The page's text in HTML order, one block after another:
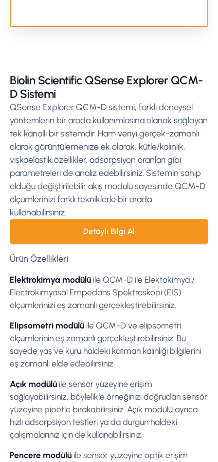
Biolin Scientific QSense Explorer QCM-
D Sistemi
QSense Explorer QCM-D sistemi, farklı deneysel
yöntemlerin bir arada kullanımlasına olanak sağlayan
tek kanallı bir sistemdir. Ham veriyi gerçek-zamanlı
olarak görüntülemenize ek olarak, kütle/kalınlık,
viskoelastik özellikler, adsorpsiyon oranları gibi
parametreleri de analiz edebilirsiniz. Sistemin sahip
olduğu değiştirilebilir akış modülü sayesinde QCM-D
ölçümlerinizi farklı tekniklerle bir arada
kullanabilirsiniz.
Detaylı Bilgi Al
Ürün Özellikleri
Elektrokimya modülü ile QCM-D ile Elektokimya /
Electrokimyasal Empedans Spektroskopi (EIS)
ölçümlerinizi eş zamanlı gerçekleştirebilirsiniz.
Elipsometri modülü ile QCM-D ve elipsometri
ölçümlerinin eş zamanlı gerçekleştirebilirsiniz. Bu
sayede yaş ve kuru haldeki katman kalınlığı bilgilerini
eş zamanlı elde edebilirsiniz.
Açık modülü ile sensör yüzeyine erişim
sağlayabilirsiniz, böylelikle örneğinizi doğrudan sensör
yüzeyine pipetle bırakabilirsiniz. Açık modülü ayrıca
hızlı adsorpsiyon testleri ya da durgun haldeki
çalışmalarınız için de kullanabilirsiniz.
Pencere modülü ile sensör yüzeyine optik erişim